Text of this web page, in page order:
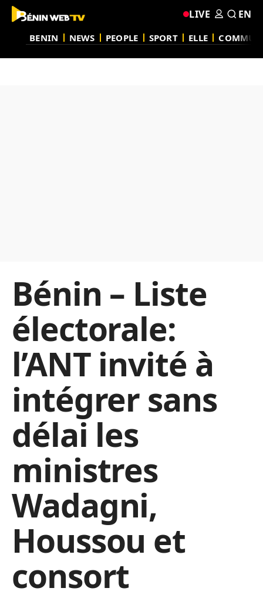
BENIN NEWS PEOPLE SPORT ELLE
LIVE EN
Bénin – Liste
électorale:
l’ANT invité à
intégrer sans
délai les
ministres
Wadagni,
Houssou et
consort